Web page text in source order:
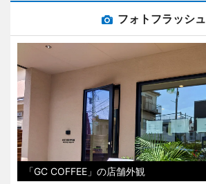
フォトフラッシュ
「GC COFFEE」の店舗外観